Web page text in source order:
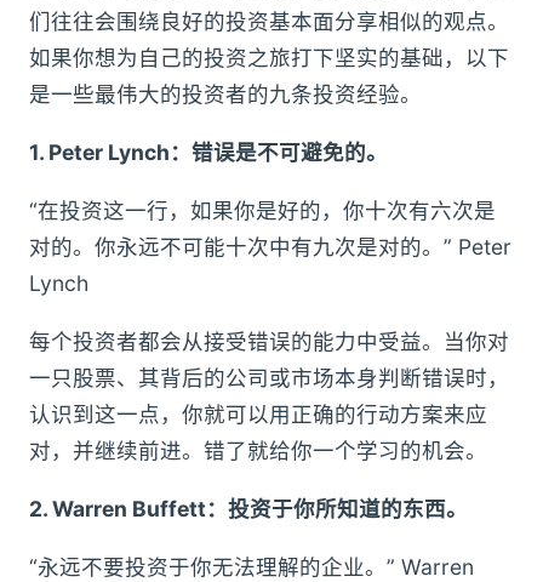
们往往会围绕良好的投资基本面分享相似的观点。
如果你想为自己的投资之旅打下坚实的基础，以下
是一些最伟大的投资者的九条投资经验。
1. Peter Lynch：错误是不可避免的。
“在投资这一行，如果你是好的，你十次有六次是
对的。你永远不可能十次中有九次是对的。” Peter
Lynch
每个投资者都会从接受错误的能力中受益。当你对
一只股票、其背后的公司或市场本身判断错误时，
认识到这一点，你就可以用正确的行动方案来应
对，并继续前进。错了就给你一个学习的机会。
2. Warren Buffett：投资于你所知道的东西。
“永远不要投资于你无法理解的企业。” Warren